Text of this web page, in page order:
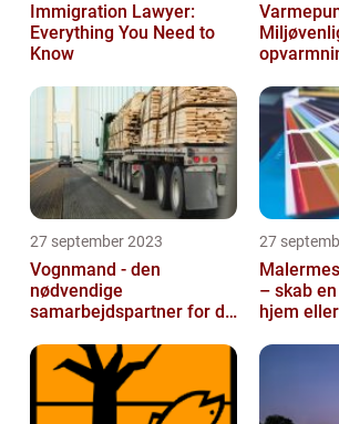
Immigration Lawyer:
Everything You Need to
Know
27 september 2023
Vognmand - den
nødvendige
samarbejdspartner for dit
27
– skab
hjem